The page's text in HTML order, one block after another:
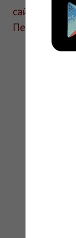
сайте для
Перед